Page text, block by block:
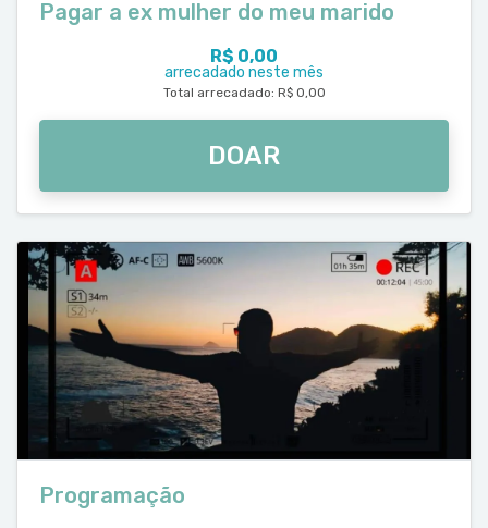
Pagar a ex mulher do meu marido
R$ 0,00
arrecadado neste mês
Total arrecadado: R$ 0,00
DOAR
Programação